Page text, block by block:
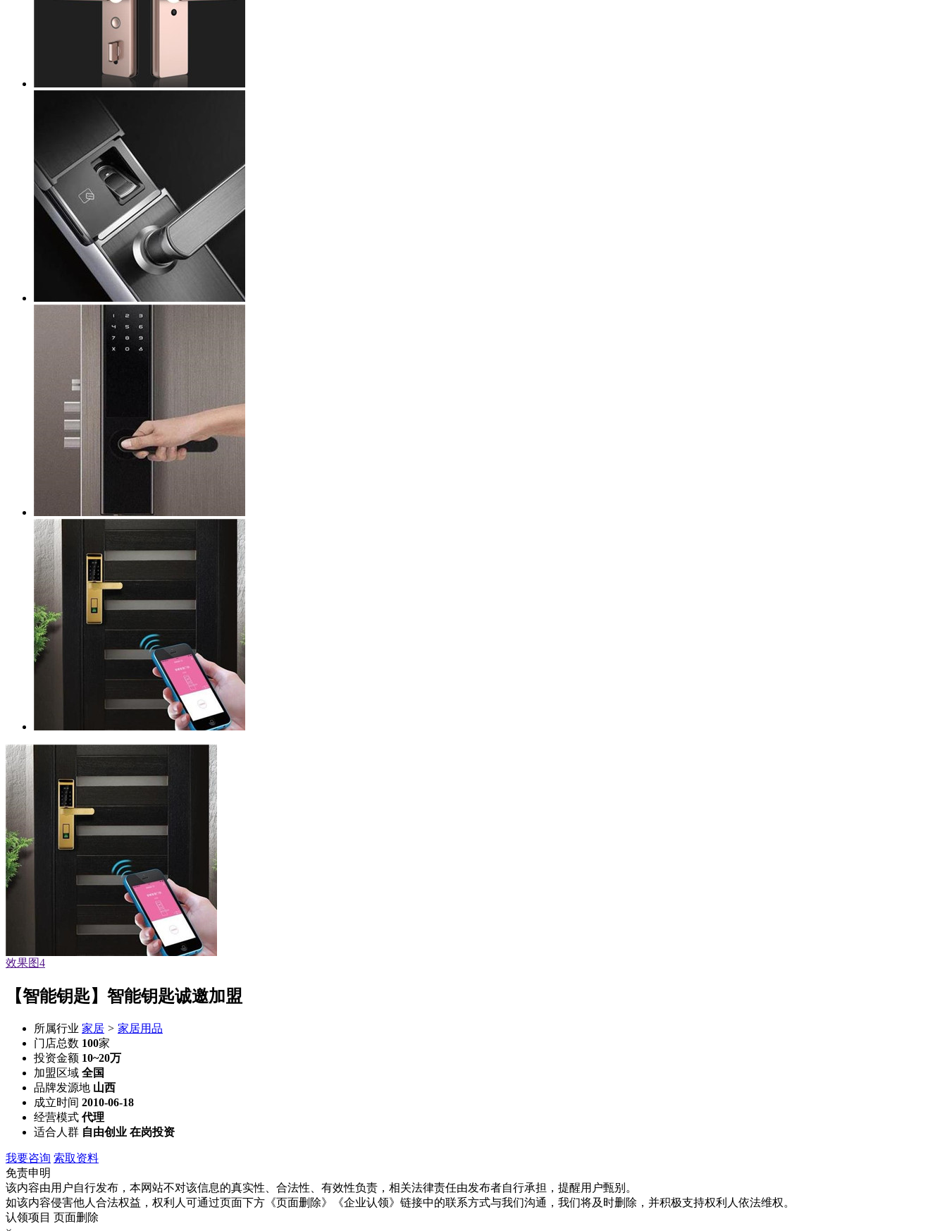
效果图1
【智能钥匙】智能钥匙诚邀加盟
所属行业 家居 > 家居用品
门店总数 100家
投资金额 10~20万
加盟区域 全国
品牌发源地 山西
成立时间 2010-06-18
经营模式 代理
适合人群 自由创业 在岗投资
我要咨询 索取资料
免责申明
该内容由用户自行发布，本网站不对该信息的真实性、合法性、有效性负责，相关法律责任由发布者自行承担，提醒用户甄别。
如该内容侵害他人合法权益，权利人可通过页面下方《页面删除》《企业认领》链接中的联系方式与我们沟通，我们将及时删除，并积极支持权利人依法维权。
认领项目 页面删除